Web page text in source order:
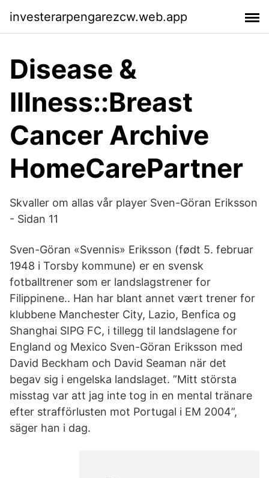
investerarpengarezcw.web.app
Disease &
Illness::Breast
Cancer Archive
HomeCarePartner
Skvaller om allas vår player Sven-Göran Eriksson
- Sidan 11
Sven-Göran «Svennis» Eriksson (født 5. februar
1948 i Torsby kommune) er en svensk
fotballtrener som er landslagstrener for
Filippinene.. Han har blant annet vært trener for
klubbene Manchester City, Lazio, Benfica og
Shanghai SIPG FC, i tillegg til landslagene for
England og Mexico Sven-Göran Eriksson med
David Beckham och David Seaman när det
begav sig i engelska landslaget. ”Mitt största
misstag var att jag inte tog in en mental tränare
efter strafförlusten mot Portugal i EM 2004”,
säger han i dag.